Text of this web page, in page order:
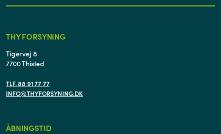
THY FORSYNING
Tigervej 8
7700 Thisted
TLF. 88 91 77 77
INFO@THYFORSYNING.DK
ÅBNINGSTID